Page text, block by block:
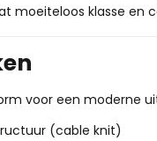
moeiteloos klasse en
voor een moderne
(cable knit)